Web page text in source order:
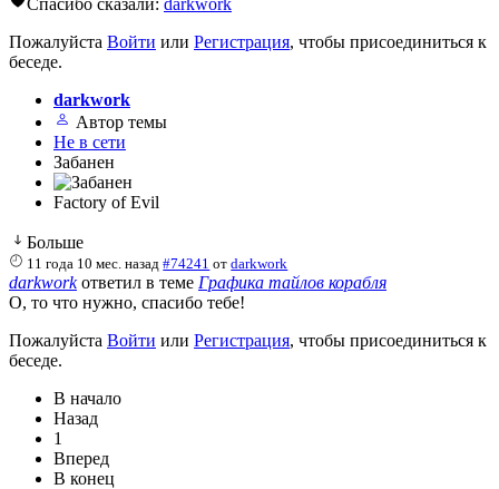
Пожалуйста Войти или Регистрация, чтобы присоединиться к
беседе.
darkwork
Автор темы
Не в сети
Забанен
Factory of Evil
Больше
11 года 10 мес. назад #74241 отdarkwork
darkworkответил в теме Графика тайлов корабля
О, то что нужно, спасибо тебе!
Пожалуйста Войти или Регистрация, чтобы присоединиться к
беседе.
В начало
Назад
1
Вперед
В конец